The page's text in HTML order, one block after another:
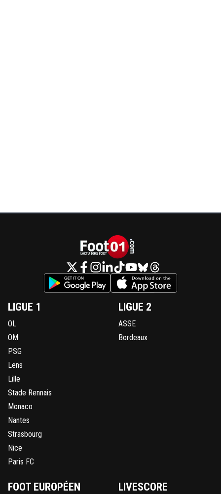
LIGUE 1
OL
OM
PSG
Lens
Lille
Stade Rennais
Monaco
Nantes
Strasbourg
Nice
Paris FC
LIGUE 2
ASSE
Bordeaux
FOOT EUROPÉEN LIVESCORE